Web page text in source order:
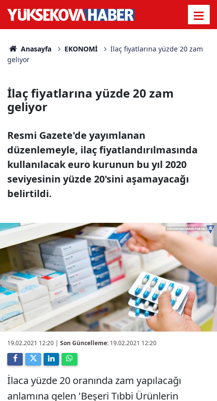
Anasayfa EKONOMİ
İlaç fiyatlarına yüzde 20 zam
geliyor
İlaç fiyatlarına yüzde 20 zam
geliyor
Resmi Gazete'de yayımlanan
düzenlemeyle, ilaç fiyatlandırılmasında
kullanılacak euro kurunun bu yıl 2020
seviyesinin yüzde 20'sini aşamayacağı
belirtildi.
19.02.2021 12:20 | Son Güncelleme: 19.02.2021 12:20
İlaca yüzde 20 oranında zam yapılacağı
anlamına gelen 'Beşeri Tıbbi Ürünlerin